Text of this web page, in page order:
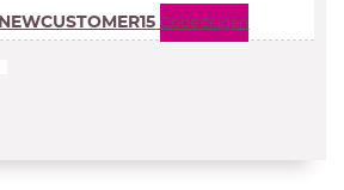
NEWCUSTOMER15 Code zeigen